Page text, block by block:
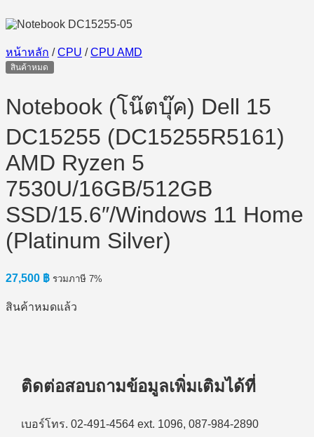
หน้าหลัก / CPU / CPU AMD
สินค้าหมด
Notebook (โน๊ตบุ๊ค) Dell 15
DC15255 (DC15255R5161)
AMD Ryzen 5
7530U/16GB/512GB
SSD/15.6″/Windows 11 Home
(Platinum Silver)
27,500 ฿ รวมภาษี 7%
สินค้าหมดแล้ว
ติดต่อสอบถามข้อมูลเพิ่มเติมได้ที่
เบอร์โทร. 02-491-4564 ext. 1096, 087-984-2890